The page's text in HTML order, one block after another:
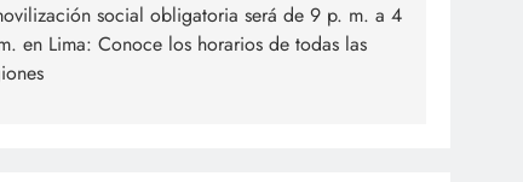
social obligatoria será de 9 p. m. a 4
en Lima: Conoce los horarios de todas las